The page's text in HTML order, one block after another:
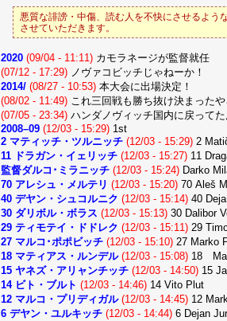
悪質な誹謗・中傷、読む人を不快にさせるよう
させていただきます。
2020 (09/04 - 11:11) カモラネージが監督就任
(07/12 - 17:29) ノヴァコビッチじゃねーか！
2014/ (08/27 - 10:53) 本大会に出場決定！
(08/02 - 11:49) これ三回戦も勝ち抜け決まった
(07/05 - 23:34) ハンダノヴィッチ国内に戻って
2008–09 (12/03 - 15:29) 1st
2 マティッチ・ツルニッチ (12/03 - 15:29) 2
11 ドラガン・イェリッチ (12/03 - 15:27) 11
監督ダルコ･ミラニッチ (12/03 - 15:24) Darko
70 アレシュ・メルテリ (12/03 - 15:20) 70 Aleš
40 デヤン・シュコルニク (12/03 - 15:14) 40
30 ダリボル・ボラス (12/03 - 15:13) 30 Dalibor
29 ティモテイ・ドドレク (12/03 - 15:11) 29
27 マルコ･ポポビッチ (12/03 - 15:10) 27 Marko
18 マティアス・ルンデル (12/03 - 15:08) 18
15 ヤネズ・アリャンチッチ (12/03 - 14:50) 15
14 ビト・ブルト (12/03 - 14:46) 14 Vito Plut
12 マルコ・プリディガル (12/03 - 14:45) 12
6 デヤン・ユルキッチ (12/03 - 14:44) 6 Dejan